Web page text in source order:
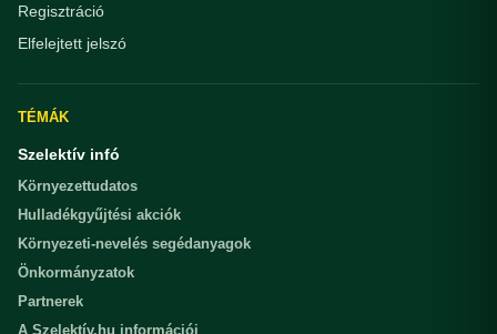
Regisztráció
Elfelejtett jelszó
TÉMÁK
Szelektív infó
Környezettudatos
Hulladékgyűjtési akciók
Környezeti-nevelés segédanyagok
Önkormányzatok
Partnerek
A Szelektív.hu információi